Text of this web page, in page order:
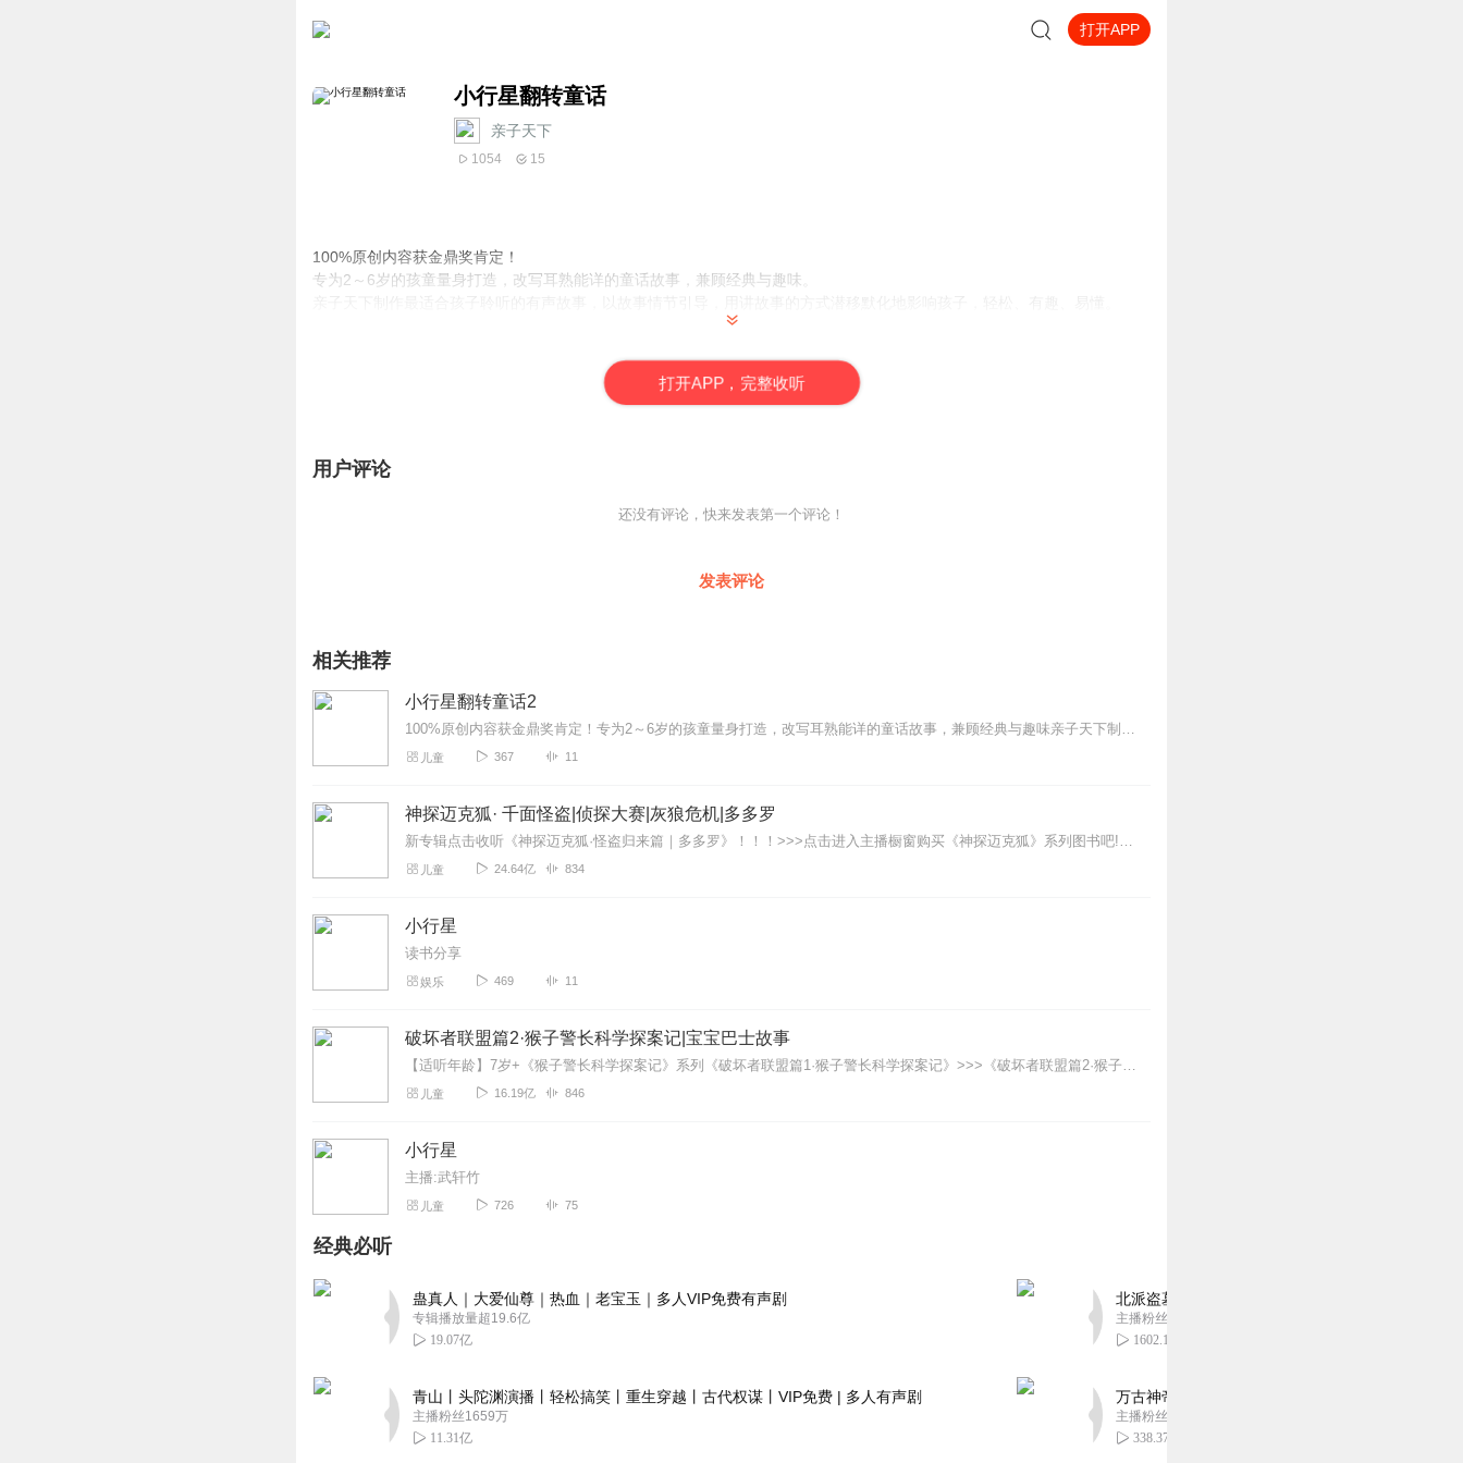
打开APP
小行星翻转童话
亲子天下
1054 15
100%原创内容获金鼎奖肯定！
专为2～6岁的孩童量身打造，改写耳熟能详的童话故事，兼顾经典与趣味。
《小行星幼儿志》是100%原创专属幼儿的阅读启蒙月刊，扎扎实实邀请最优质的专家、作者齐心为孩子们打造符合身心发展
的幼儿读物，帮助每个孩子成为独一无二的小行星，更获金鼎奖的殊荣。
典故事，翻转创作出让人耳目一新、趣味幽默的新童话，激发孩子无限的想象力和语文力。
用新鲜的童话故事共度亲子时光
一套可以随时随地收听的有声故事集
激发孩子的想象力
打开APP，完整收听
用户评论
还没有评论，快来发表第一个评论！
发表评论
相关推荐
小行星翻转童话2
100%原创内容获金鼎奖肯定！专为2～6岁的孩童量身打造，改写耳熟能详的童话故事，兼顾经典与趣味亲子天下制作最适合孩子聆听的有声故事，以故事情节引导，用讲故事的...
儿童 367 11
神探迈克狐· 千面怪盗|侦探大赛|灰狼危机|多多罗
新专辑点击收听《神探迈克狐·怪盗归来篇｜多多罗》！！！>>>点击进入主播橱窗购买《神探迈克狐》系列图书吧!<<<多多罗故事【点击前往】收听多多罗其他好玩有趣的故...
儿童 24.64亿 834
小行星
读书分享
娱乐 469 11
破坏者联盟篇2·猴子警长科学探案记|宝宝巴士故事
【适听年龄】7岁+《猴子警长科学探案记》系列《破坏者联盟篇1·猴子警长科学探案记》>>>《破坏者联盟篇2·猴子警长科学探案记》>>>《破坏者联盟篇3·猴子警长科...
儿童 16.19亿 846
小行星
主播:武轩竹
儿童 726 75
经典必听
蛊真人｜大爱仙尊｜热血｜老宝玉｜多人VIP免费有声剧
专辑播放量超19.6亿
19.07亿
青山丨头陀渊演播丨轻松搞笑丨重生穿越丨古代权谋丨VIP免费 | 多人有声剧
主播粉丝1659万
11.31亿
北派盗墓笔记丨头陀渊出品丨悬疑灵异丨摸金校尉
主播粉丝1659万
1602.18万
万古神帝丨玄幻丨热血丨紫襟团队演播丨多人有声
主播粉丝2836万
338.37万